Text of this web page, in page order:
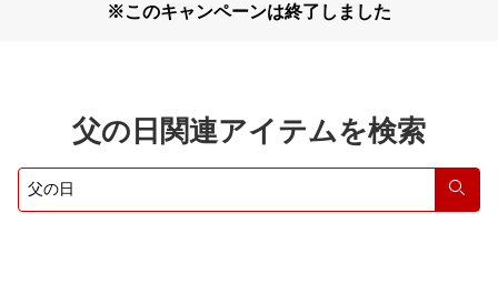
※このキャンペーンは終了しました
父の日関連アイテムを検索
検索